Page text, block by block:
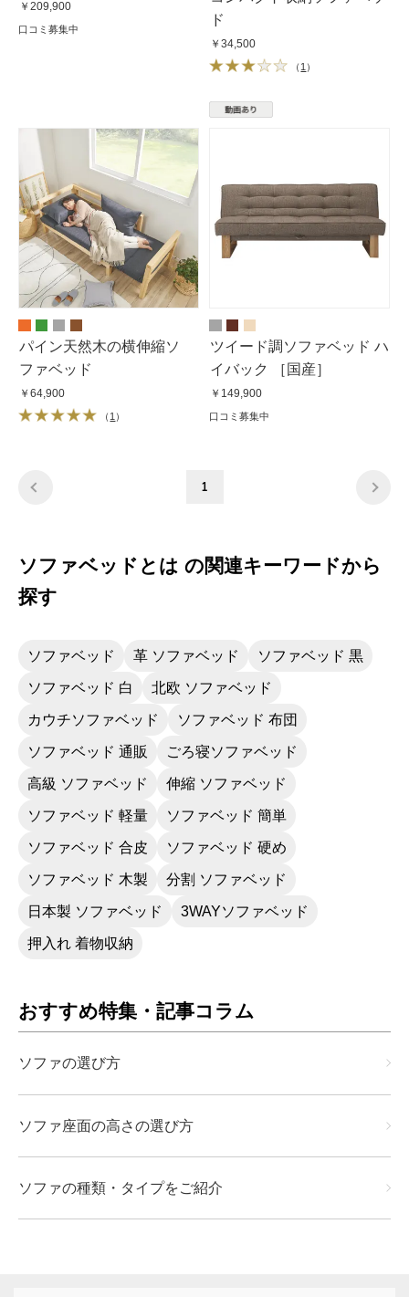
￥209,900
口コミ募集中
ド
￥34,500
（ 1 ）
パイン天然木の横伸縮ソ
ファベッド
￥64,900
（ 1 ）
ツイード調ソファベッド ハ
イバック ［国産］
￥149,900
口コミ募集中
1
ソファベッドとは の関連キーワードから
探す
ソファベッド 革 ソファベッド ソファベッド 黒
ソファベッド 白 北欧 ソファベッド
カウチソファベッド ソファベッド 布団
ソファベッド 通販 ごろ寝ソファベッド
高級 ソファベッド 伸縮 ソファベッド
ソファベッド 軽量 ソファベッド 簡単
ソファベッド 合皮 ソファベッド 硬め
ソファベッド 木製 分割 ソファベッド
日本製 ソファベッド 3WAYソファベッド
押入れ 着物収納
おすすめ特集・記事コラム
ソファの選び方
ソファ座面の高さの選び方
ソファの種類・タイプをご紹介